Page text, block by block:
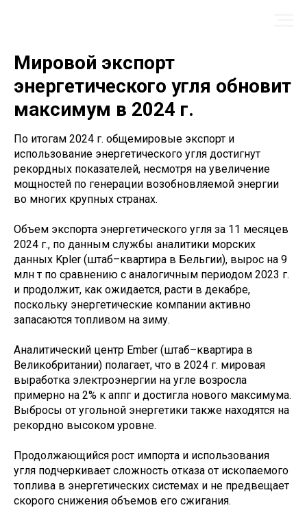
Мировой экспорт
энергетического угля обновит
максимум в 2024 г.
По итогам 2024 г. общемировые экспорт и
использование энергетического угля достигнут
рекордных показателей, несмотря на увеличение
мощностей по генерации возобновляемой энергии
во многих крупных странах.
Объем экспорта энергетического угля за 11 месяцев
2024 г., по данным службы аналитики морских
данных Kpler (штаб–квартира в Бельгии), вырос на 9
млн т по сравнению с аналогичным периодом 2023 г.
и продолжит, как ожидается, расти в декабре,
поскольку энергетические компании активно
запасаются топливом на зиму.
Аналитический центр Ember (штаб–квартира в
Великобритании) полагает, что в 2024 г. мировая
выработка электроэнергии на угле возросла
примерно на 2% к аппг и достигла нового максимума.
Выбросы от угольной энергетики также находятся на
рекордно высоком уровне.
Продолжающийся рост импорта и использования
угля подчеркивает сложность отказа от ископаемого
топлива в энергетических системах и не предвещает
скорого снижения объемов его сжигания.